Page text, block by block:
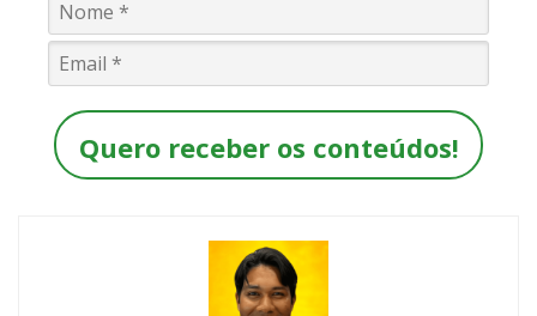
Quero receber os conteúdos!